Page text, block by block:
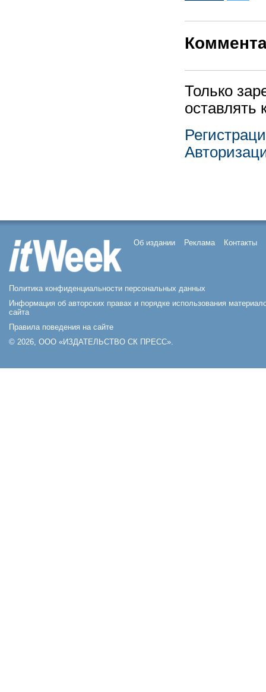
Только
оставлять
Об издании Реклама Контакты
Политика конфиденциальности персональных данных
Информация об авторских правах и порядке использования
сайта
Правила поведения на сайте
© 2026, ООО «ИЗДАТЕЛЬСТВО СК ПРЕСС».